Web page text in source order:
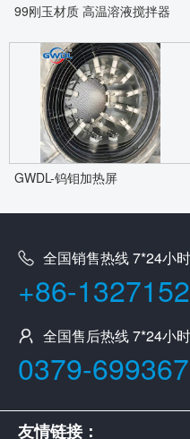
99刚玉材质 高温溶液搅拌器
GWDL-钨钼加热屏
全国销售热线 7*24小时
+86-
全国售后热线 7*24小时
0379-
友情链接：